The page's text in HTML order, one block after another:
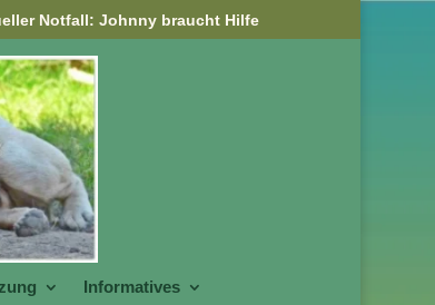
Notfall: Johnny braucht Hilfe
Informatives